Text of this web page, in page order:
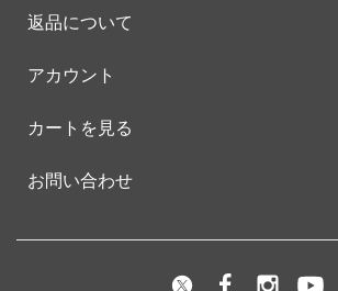
返品について
アカウント
カートを見る
お問い合わせ